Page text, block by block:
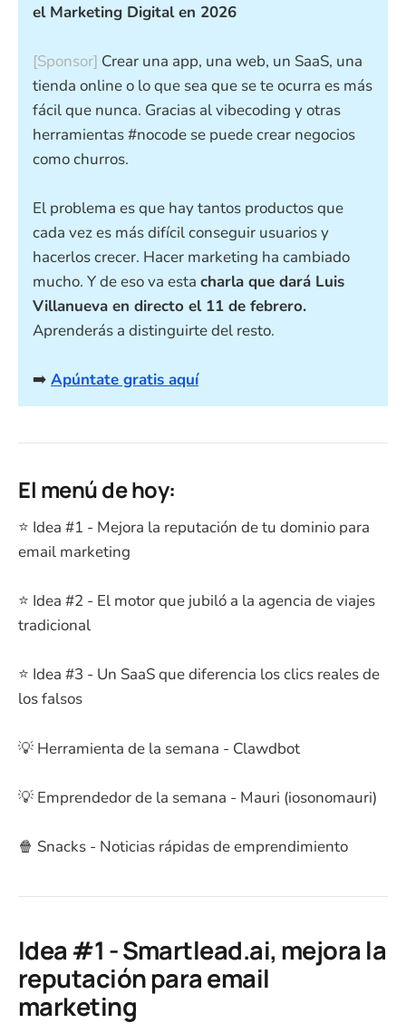
el Marketing Digital en 2026
[Sponsor] Crear una app, una web, un SaaS, una
tienda online o lo que sea que se te ocurra es más
fácil que nunca. Gracias al vibecoding y otras
herramientas #nocode se puede crear negocios
como churros.
El problema es que hay tantos productos que
cada vez es más difícil conseguir usuarios y
hacerlos crecer. Hacer marketing ha cambiado
mucho. Y de eso va esta charla que dará Luis
Villanueva en directo el 11 de febrero.
Aprenderás a distinguirte del resto.
➡️ Apúntate gratis aquí
El menú de hoy:
⭐ Idea #1 - Mejora la reputación de tu dominio para
email marketing
⭐ Idea #2 - El motor que jubiló a la agencia de viajes
tradicional
⭐ Idea #3 - Un SaaS que diferencia los clics reales de
los falsos
💡 Herramienta de la semana - Clawdbot
💡 Emprendedor de la semana - Mauri (iosonomauri)
🍿 Snacks - Noticias rápidas de emprendimiento
Idea #1 - Smartlead.ai, mejora la
reputación para email
marketing